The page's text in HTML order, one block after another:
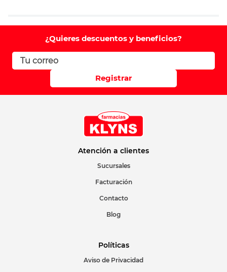
Comentario
Califique el producto de 1 a 5 estrellas
Correo electrónico
ENVIAR COMENTARIO
¿Quieres descuentos y beneficios?
Registrar
Atención a clientes
Sucursales
Facturación
Contacto
Blog
Políticas
Aviso de Privacidad